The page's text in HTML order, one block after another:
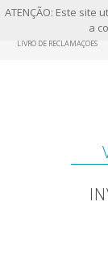
ATENÇÃO: Este site
a
LIVRO DE RECLAMAÇÕES